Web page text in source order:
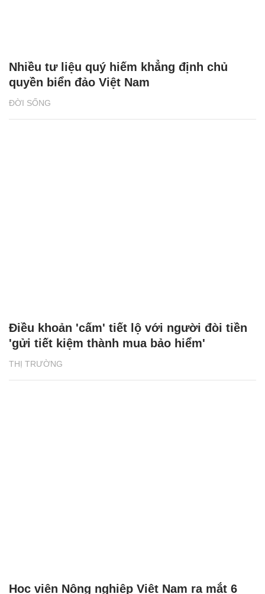
ĐỜI SỐNG
Nhiều tư liệu quý hiếm khẳng định chủ
quyền biển đảo Việt Nam
THỊ TRƯỜNG
Điều khoản 'cấm' tiết lộ với người đòi tiền
'gửi tiết kiệm thành mua bảo hiểm'
Học viện Nông nghiệp Việt Nam ra mắt 6